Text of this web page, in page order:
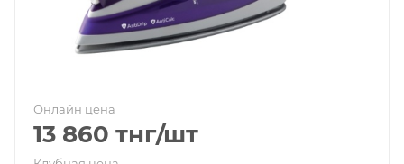
Онлайн цена
13 860 тнг/шт